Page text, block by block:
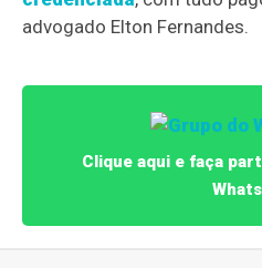
advogado Elton Fernandes.
Clique aqui e faça